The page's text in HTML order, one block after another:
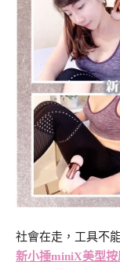
社會在走，工具不
新小捶miniX美型按